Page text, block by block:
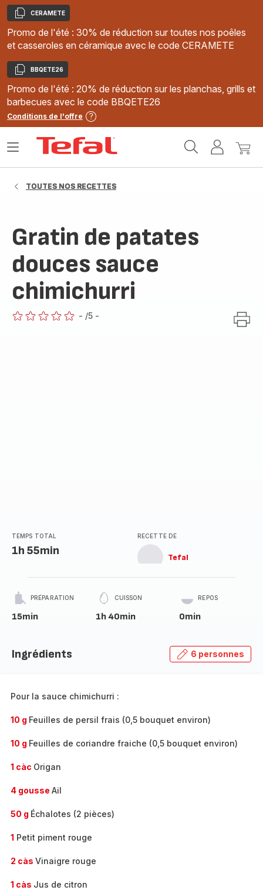
Copier
CERAMETE
Promo de l'été : 30% de réduction sur toutes nos poêles
et casseroles en céramique avec le code CERAMETE
Copier
BBQETE26
Promo de l'été : 20% de réduction sur les planchas, grills et
barbecues avec le code BBQETE26
Conditions de l'offre
MonMon
Ouvrir
TOUTES NOS RECETTES
Gratin de patates
douces sauce
chimichurri
- /5 -
TEMPS TOTAL
1h 55min
RECETTE DE
Tefal
PRÉPARATION
15min
CUISSON
1h 40min
REPOS
0min
Ingrédients 6 personnes
Pour la sauce chimichurri :
10 g Feuilles de persil frais (0,5 bouquet environ)
10 g Feuilles de coriandre fraiche (0,5 bouquet environ)
1 càc Origan
4 gousse Ail
50 g Échalotes (2 pièces)
1 Petit piment rouge
2 càs Vinaigre rouge
1 càs Jus de citron